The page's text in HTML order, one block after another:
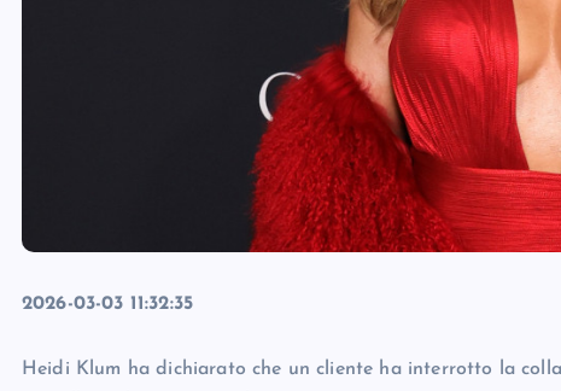
2026-03-03 11:32:35
Heidi Klum ha dichiarato che un cliente ha interrotto la